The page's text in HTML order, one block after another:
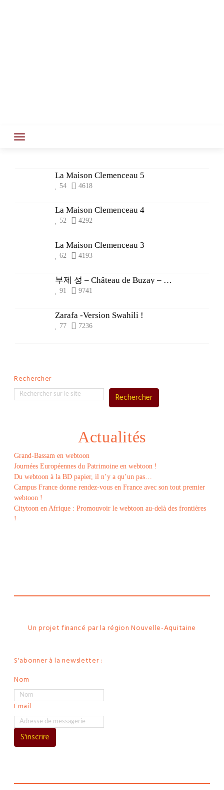
La Maison Clemenceau 5
54 4618
La Maison Clemenceau 4
52 4292
La Maison Clemenceau 3
62 4193
부제 성 – Château de Buzay – Korean version
91 9741
Zarafa -Version Swahili !
77 7236
Rechercher
Rechercher
Actualités
Grand-Bassam en webtoon
Journées Européennes du Patrimoine en webtoon !
Du webtoon à la BD papier, il n’y a qu’un pas…
Campus France donne rendez-vous en France avec son tout premier
webtoon !
Citytoon en Afrique : Promouvoir le webtoon au-delà des frontières
!
Un projet financé par la région Nouvelle-Aquitaine
S'abonner à la newsletter :
Nom
Email
S'inscrire